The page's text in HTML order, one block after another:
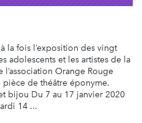
la fois l’exposition des vingt
adolescents et les artistes de la
l’association Orange Rouge
pièce de théâtre éponyme.
bijou Du 7 au 17 janvier 2020
14 ...